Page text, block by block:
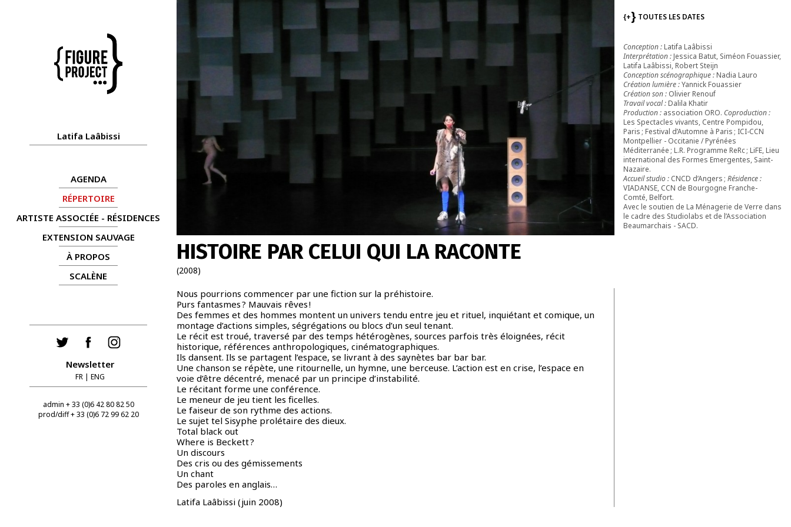
Latifa Laâbissi
AGENDA
RÉPERTOIRE
ARTISTE ASSOCIÉE - RÉSIDENCES
EXTENSION SAUVAGE
À PROPOS
SCALÈNE
Newsletter
FR | ENG
admin + 33 (0)6 42 80 82 50
prod/diff + 33 (0)6 72 99 62 20
HISTOIRE PAR CELUI QUI LA RACONTE
(2008)
Nous pourrions commencer par une fiction sur la préhistoire.
Purs fantasmes ? Mauvais rêves !
Des femmes et des hommes montent un univers tendu entre jeu et rituel, inquiétant et comique, un
montage d’actions simples, ségrégations ou blocs d’un seul tenant.
Le récit est troué, traversé par des temps hétérogènes, sources parfois très éloignées, récit
historique, références anthropologiques, cinématographiques.
Ils dansent. Ils se partagent l’espace, se livrant à des saynètes bar bar bar.
Une chanson se répète, une ritournelle, un hymne, une berceuse. L’action est en crise, l’espace en
voie d’être décentré, menacé par un principe d’instabilité.
Le récitant forme une conférence.
Le meneur de jeu tient les ficelles.
Le faiseur de son rythme des actions.
Le sujet tel Sisyphe prolétaire des dieux.
Total black out
Where is Beckett ?
Un discours
Des cris ou des gémissements
Un chant
Des paroles en anglais…
Latifa Laâbissi (juin 2008)
{+ TOUTES LES DATES
Conception :Latifa Laâbissi
Interprétation :Jessica Batut, Siméon Fouassier,
Latifa Laâbissi, Robert Steijn
Conception scénographique :Nadia Lauro
Création lumière :Yannick Fouassier
Création son : Olivier Renouf
Travail vocal :Dalila Khatir
Production : association ORO. Coproduction :
Les Spectacles vivants, Centre Pompidou,
Paris ; Festival d’Automne à Paris ; ICI-CCN
Montpellier - Occitanie / Pyrénées
Méditerranée ; L.R. Programme ReRc ; LiFE, Lieu
international des Formes Emergentes, Saint-
Nazaire.
Accueil studio : CNCD d’Angers ; Résidence :
VIADANSE, CCN de Bourgogne Franche-
Comté, Belfort.
Avec le soutien de La Ménagerie de Verre dans
le cadre des Studiolabs et de l’Association
Beaumarchais - SACD.